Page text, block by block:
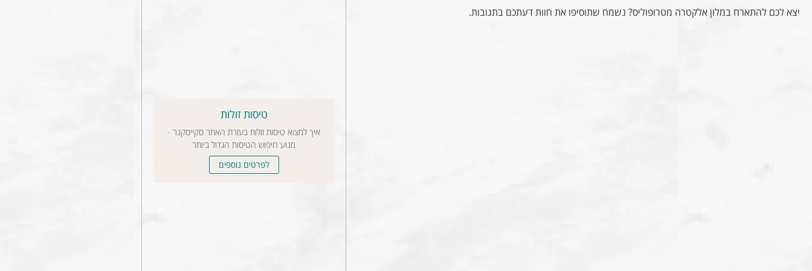
יצא לכם להתארח במלון אלקטרה מטרופוליס? נשמח שתוסיפו את חוות דעתכם בתגובות.
טיסות זולות
איך למצוא טיסות זולות בעזרת האתר סקייסקנר -
מנוע חיפוש הטיסות הגדול ביותר
לפרטים נוספים